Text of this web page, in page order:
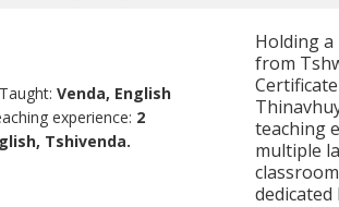
Venda, English
experience: 2
Tshivenda.
Holding a
from
teaching
multiple